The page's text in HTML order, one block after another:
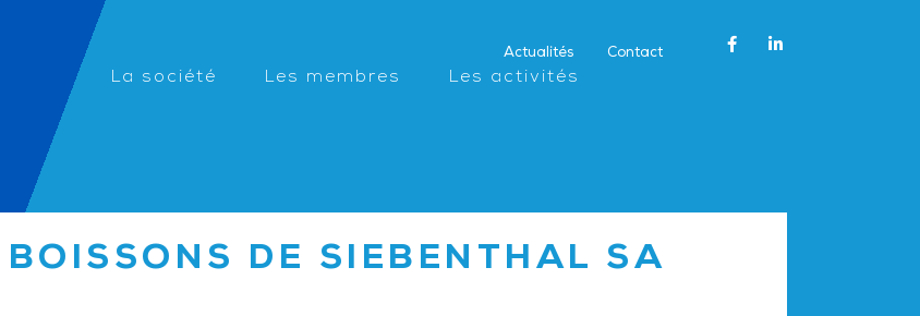
Actualités Contact
La société Les membres Les activités
BOISSONS DE SIEBENTHAL SA